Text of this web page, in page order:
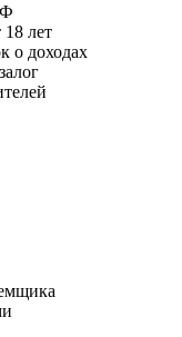
18 лет
о доходах